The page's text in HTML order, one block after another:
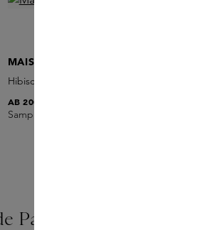
MAISON CRIVELLI
Hibiscus MahaJád Extrait de Parfum
Sample hinzufügen
AB200,00 €
Parfum